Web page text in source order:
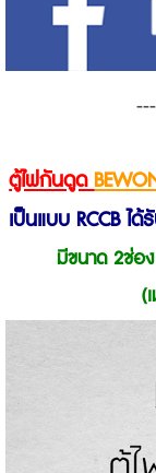
ตู้ไฟกันดูด
เป็นแบบ RCCB ไ
มีขนาด 2ช่อ
(